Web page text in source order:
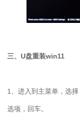
三、 U盘重装win11
1 、进入到主菜单，选择
选项，回车。